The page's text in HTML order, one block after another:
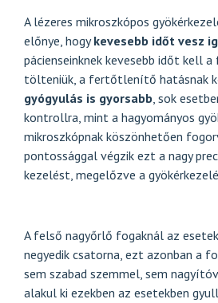
A lézeres mikroszkópos
előnye, hogykevesebb időt vesz
pácienseinknek kevesebb időt kell
tölteniük, a fertőtlenítő hatásnak
gyógyulás is gyorsabb , sok
kontrollra, mint a hagyományos
mikroszkópnak köszönhetően
pontossággal végzik ezt a nagy
kezelést, megelőzve a
A felső nagyőrlő fogaknál az
negyedik csatorna, ezt azonban a
sem szabad szemmel, sem
alakul ki ezekben az esetekben